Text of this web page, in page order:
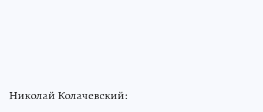
Николай Колачевский: